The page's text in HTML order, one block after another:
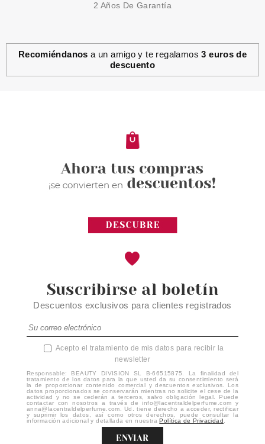
ARDELL
4.05€
2 Años De Garantía
Recomiéndanos a un amigo y te regalamos3 euros de
descuento
Suscribirse al boletín
Descuentos exclusivos para clientes registrados
Acepto el tratamiento de mis datos para recibir la
newsletter
Responsable: BEAUTY DIVISION SL B-66515875. La finalidad del
tratamiento de los datos para la que usted da su consentimiento será
la de proporcionar contenido comercial y descuentos exclusivos. Los
datos proporcionados se conservarán mientras no solicite el cese de la
actividad y no se cederán a terceros, salvo obligación legal. Puede
contactar con nosotros a través de info@lacentraldelperfume.com y
anna@lacentraldelperfume.com. Ud. tiene derecho a acceder, rectificar
y suprimir los datos, así como otros derechos, puede consultar la
información adicional y detallada en nuestraPolítica de Privacidad
ENVIAR